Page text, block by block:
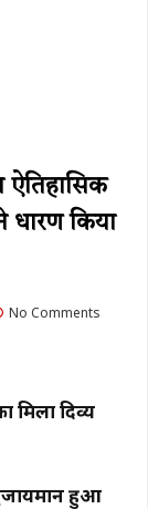
ऐतिहासिक
धारण किया
No Comments
मिला दिव्य
हुआ